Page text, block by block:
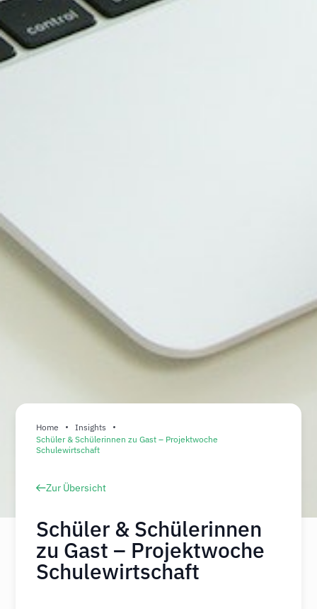
Home
Insights
Schüler & Schülerinnen zu Gast – Projektwoche
Schulewirtschaft
Zur Übersicht
Schüler & Schülerinnen
zu Gast – Projektwoche
Schulewirtschaft